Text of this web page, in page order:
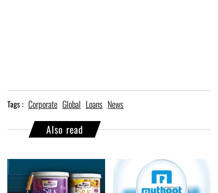
Tags : Corporate Global Loans News
Also read